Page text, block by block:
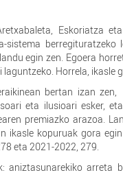
Eskoriatza
sistema
egin zen. Egoera
Horrela,
bertan izan
eta ilusioari esker,
premiazko arazoa.
ikasle kopuruak gora
eta 2021-2022, 279.
aniztasunarekiko arreta